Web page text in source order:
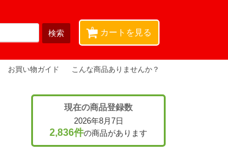
カートを見る
0
お買い物ガイド こんな商品ありませんか？
現在の商品登録数
2026年8月7日
2,836件の商品があります